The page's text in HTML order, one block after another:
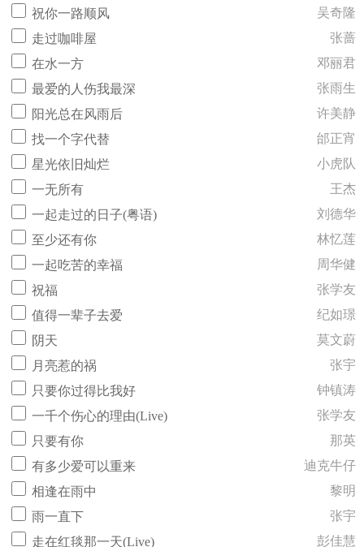
祝你一路顺风
吴奇隆
走过咖啡屋
张蔷
在水一方
邓丽君
最爱的人伤我最深
张雨生
阳光总在风雨后
许美静
找一个字代替
邰正宵
星光依旧灿烂
小虎队
一无所有
王杰
一起走过的日子(粤语)
刘德华
至少还有你
林忆莲
一起吃苦的幸福
周华健
祝福
张学友
值得一辈子去爱
纪如璟
阴天
莫文蔚
月亮惹的祸
张宇
只要你过得比我好
钟镇涛
一千个伤心的理由(Live)
张学友
只要有你
那英
有多少爱可以重来
迪克牛仔
相逢在雨中
黎明
雨一直下
张宇
走在红毯那一天(Live)
彭佳慧